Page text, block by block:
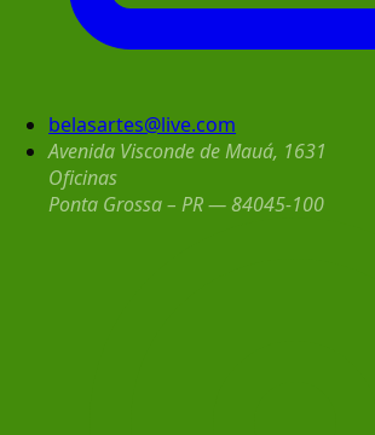
belasartes@live.com
Avenida Visconde de Mauá, 1631
Oficinas
Ponta Grossa – PR — 84045-100